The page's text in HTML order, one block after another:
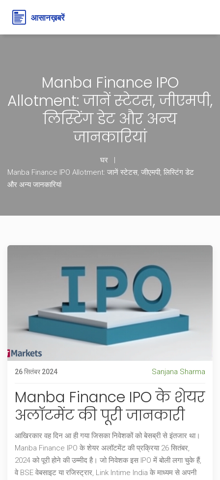
Manba Finance IPO
Allotment: जानें स्टेटस, जीएमपी,
लिस्टिंग डेट और अन्य
जानकारियां
घर
Manba Finance IPO Allotment: जानें स्टेटस, जीएमपी, लिस्टिंग डेट
और अन्य जानकारियां
26 सितंबर 2024 Sanjana Sharma
Manba Finance IPO के शेयर
अलॉटमेंट की पूरी जानकारी
आखिरकार वह दिन आ ही गया जिसका निवेशकों को बेसब्री से इंतजार था।
Manba Finance IPO के शेयर अलॉटमेंट की प्रक्रिया 26 सितंबर,
2024 को पूरी होने की उम्मीद है। जो निवेशक इस IPO में बोली लगा चुके हैं,
वे BSE वेबसाइट या रजिस्ट्रार, Link Intime India के माध्यम से अपनी